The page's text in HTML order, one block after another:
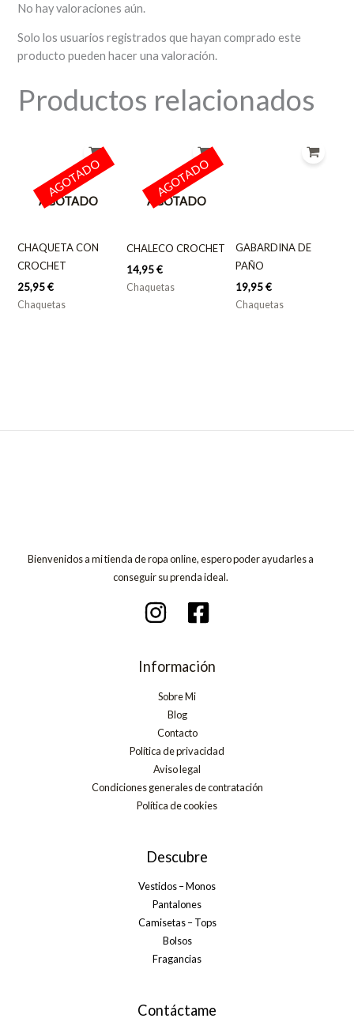
No hay valoraciones aún.
Solo los usuarios registrados que hayan comprado este
producto pueden hacer una valoración.
Productos relacionados
AGOTADO
CHAQUETA CON
CROCHET
25,95€
Chaquetas
AGOTADO
AGOTADO
CHALECO CROCHET
14,95€
Chaquetas
AGOTADO
GABARDINA DE
PAÑO
19,95€
Chaquetas
Bienvenidos a mi tienda de ropa online, espero poder ayudarles a
conseguir su prenda ideal.
Información
Sobre Mi
Blog
Contacto
Política de privacidad
Aviso legal
Condiciones generales de contratación
Política de cookies
Descubre
Vestidos – Monos
Pantalones
Camisetas – Tops
Bolsos
Fragancias
Contáctame